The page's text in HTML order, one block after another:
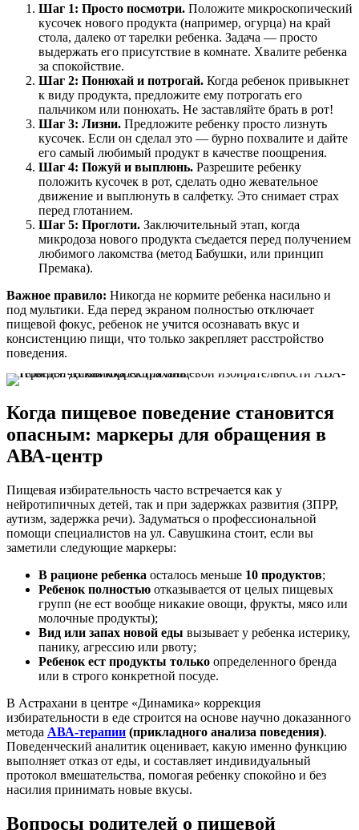
Шаг 1: Просто посмотри. Положите микроскопический
кусочек нового продукта (например, огурца) на край
стола, далеко от тарелки ребенка. Задача — просто
выдержать его присутствие в комнате. Хвалите ребенка
за спокойствие.
Шаг 2: Понюхай и потрогай. Когда ребенок привыкнет
к виду продукта, предложите ему потрогать его
пальчиком или понюхать. Не заставляйте брать в рот!
Шаг 3: Лизни. Предложите ребенку просто лизнуть
кусочек. Если он сделал это — бурно похвалите и дайте
его самый любимый продукт в качестве поощрения.
Шаг 4: Пожуй и выплюнь. Разрешите ребенку
положить кусочек в рот, сделать одно жевательное
движение и выплюнуть в салфетку. Это снимает страх
перед глотанием.
Шаг 5: Проглоти. Заключительный этап, когда
микродоза нового продукта съедается перед получением
любимого лакомства (метод Бабушки, или принцип
Премака).
Важное правило: Никогда не кормите ребенка насильно и
под мультики. Еда перед экраном полностью отключает
пищевой фокус, ребенок не учится осознавать вкус и
консистенцию пищи, что только закрепляет расстройство
поведения.
Когда пищевое поведение становится
опасным: маркеры для обращения в
АВА-центр
Пищевая избирательность часто встречается как у
нейротипичных детей, так и при задержках развития (ЗПРР,
аутизм, задержка речи). Задуматься о профессиональной
помощи специалистов на ул. Савушкина стоит, если вы
заметили следующие маркеры:
В рационе ребенка осталось меньше 10 продуктов;
Ребенок полностью отказывается от целых пищевых
групп (не ест вообще никакие овощи, фрукты, мясо или
молочные продукты);
Вид или запах новой еды вызывает у ребенка истерику,
панику, агрессию или рвоту;
Ребенок ест продукты только определенного бренда
или в строго конкретной посуде.
В Астрахани в центре «Динамика» коррекция
избирательности в еде строится на основе научно доказанного
метода АВА-терапии (прикладного анализа поведения).
Поведенческий аналитик оценивает, какую именно функцию
выполняет отказ от еды, и составляет индивидуальный
протокол вмешательства, помогая ребенку спокойно и без
насилия принимать новые вкусы.
Вопросы родителей о пищевой